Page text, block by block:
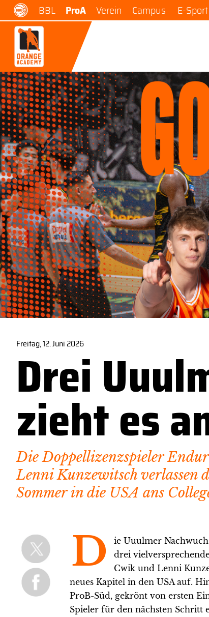
BBL ProA Verein Campus E-Sport
Freitag, 12. Juni 2026
Drei
zieht es
Die Doppellizenzspieler
Lenni Kunzewitsch verlassen
Sommer in die USA ans
D
ie Uuulmer
drei
Cwik und Lenni
neues Kapitel in den USA auf.
ProB-Süd, gekrönt von ersten
Spieler für den nächsten Schritt